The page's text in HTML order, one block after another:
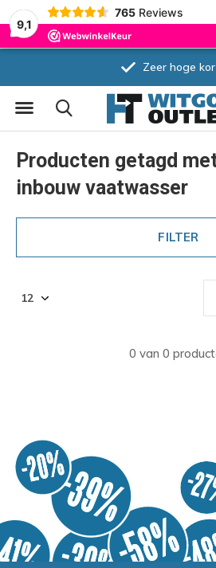
9,1
765 Reviews
Zeer hoge
Producten getagd
inbouw vaatwasser
FILTER
0 van 0